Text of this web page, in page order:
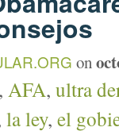
on
, AFA, ultra
la ley, el